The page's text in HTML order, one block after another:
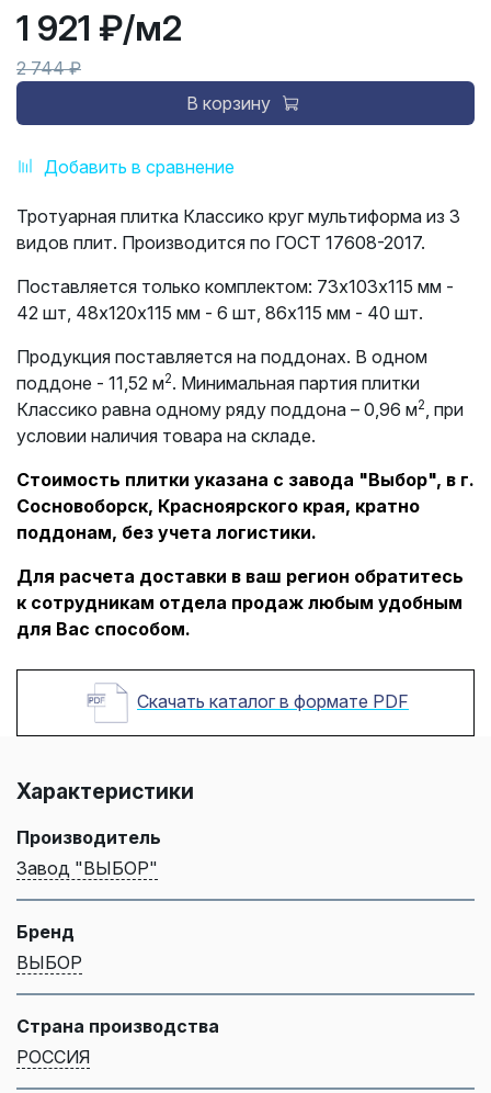
Добавить в сравнение
1 921 ₽/м2
2 744 ₽
В корзину
Тротуарная плитка Классико круг мультиформа из 3
видов плит. Производится по ГОСТ 17608-2017.
Поставляется только комплектом: 73х103х115 мм -
42 шт, 48х120х115 мм - 6 шт, 86х115 мм - 40 шт.
Продукция поставляется на поддонах. В одном
поддоне - 11,52 м2. Минимальная партия плитки
Классико равна одному ряду поддона – 0,96 м2 , при
условии наличия товара на складе.
Стоимость плитки указана с завода "Выбор", в г.
Сосновоборск, Красноярского края, кратно
поддонам, без учета логистики.
Для расчета доставки в ваш регион обратитесь
к сотрудникам отдела продаж любым удобным
для Вас способом.
Скачать каталог в формате PDF
Характеристики
Производитель
Завод "ВЫБОР"
Бренд
ВЫБОР
Страна производства
РОССИЯ